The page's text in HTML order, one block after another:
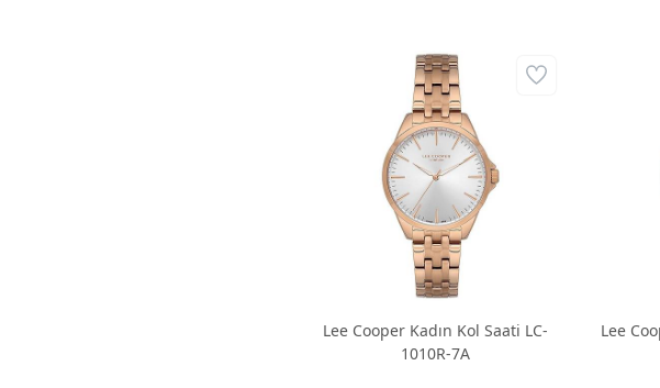
Lee Cooper Kadın Kol Saati LC-
1010R-7A
Lee